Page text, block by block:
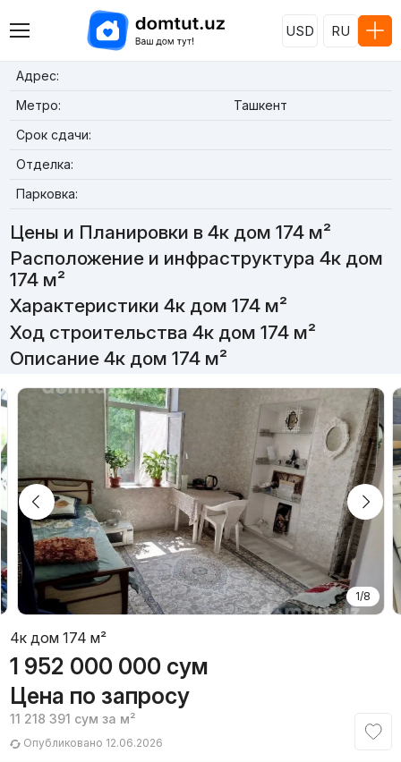
USD RU
Адрес:
Метро:
Ташкент
Срок сдачи:
Отделка:
Парковка:
Цены и Планировки в 4к дом 174 м²
Расположение и инфраструктура 4к дом
174 м²
Характеристики 4к дом 174 м²
Ход строительства 4к дом 174 м²
Описание 4к дом 174 м²
1/8
4к дом 174 м²
1 952 000 000 сум
Цена по запросу
11 218 391 сум за м²
Опубликовано 12.06.2026